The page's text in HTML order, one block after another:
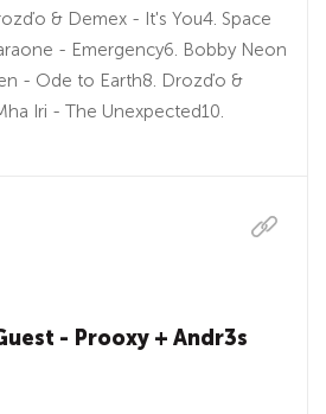
& Demex - It's You4. Space
- Emergency6. Bobby Neon
- Ode to Earth8. Drozďo &
Iri - The Unexpected10.
- Prooxy + Andr3s